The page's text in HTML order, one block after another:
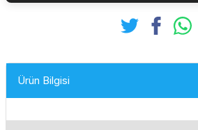
Ürün Bilgisi